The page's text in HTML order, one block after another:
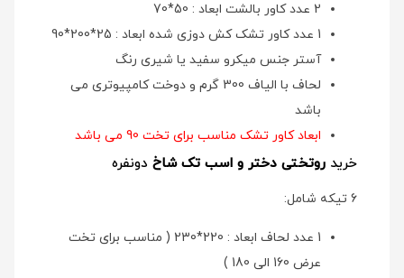
2 عدد کاور بالشت ابعاد : 50*70
1 عدد کاور تشک کش دوزی شده ابعاد : 25*200*90
آستر جنس میکرو سفید یا شیری رنگ
لحاف با الیاف 300 گرم و دوخت کامپیوتری می
باشد
ابعاد کاور تشک مناسب برای تخت 90 می باشد
خرید روتختی دختر و اسب تک شاخ دونفره
6 تیکه شامل:
1 عدد لحاف ابعاد : 220*230 ( مناسب برای تخت
عرض 160 الی 180 )